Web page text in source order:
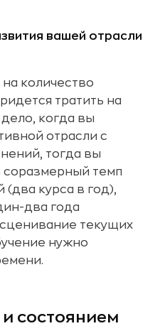
вашей отрасли
количество
тратить на
когда вы
отрасли с
тогда вы
соразмерный темп
(два курса в год),
два года
текущих
нужно
состоянием